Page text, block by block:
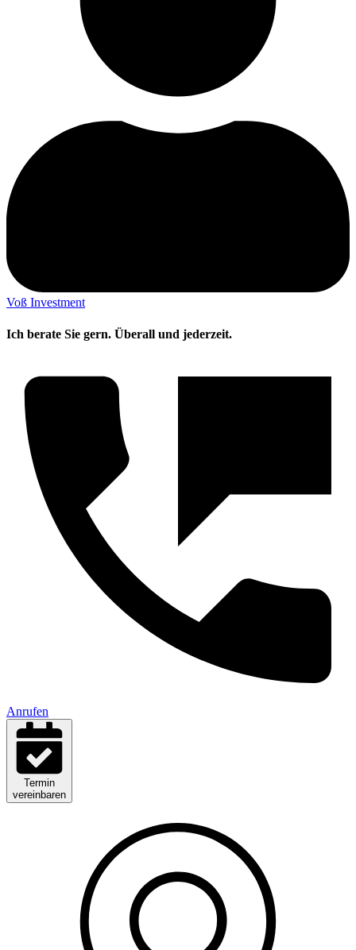
Voß Investment
Ich berate Sie gern. Überall und jederzeit.
Anrufen
Termin
vereinbaren